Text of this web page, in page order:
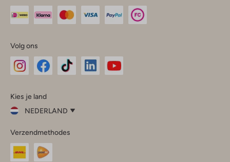
Volg ons
InstagramFacebook
Kies je land
NEDERLAND
je
land
Nederland
Verzendmethodes